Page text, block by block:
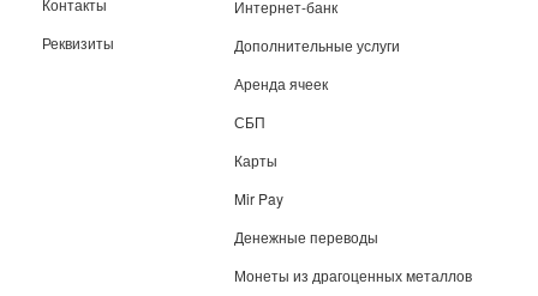
Контакты
Реквизиты
Интернет-банк
Дополнительные услуги
Аренда ячеек
СБП
Карты
Mir Pay
Денежные переводы
Монеты из драгоценных металлов